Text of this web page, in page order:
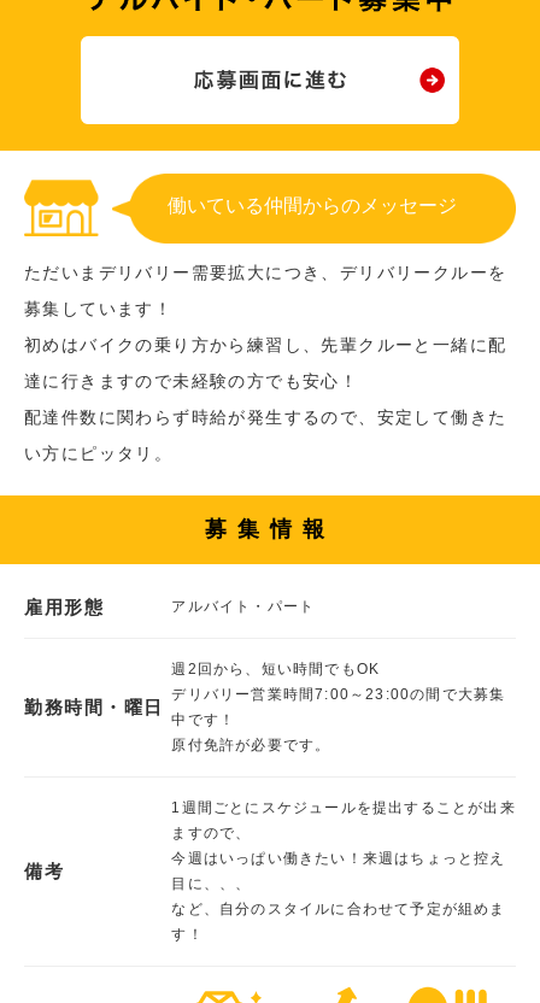
働いている仲間からのメッセージ
ただいまデリバリー需要拡大につき、デリバリークルーを
募集しています！
初めはバイクの乗り方から練習し、先輩クルーと一緒に配
達に行きますので未経験の方でも安心！
配達件数に関わらず時給が発生するので、安定して働きた
い方にピッタリ。
募集情報
雇用形態 アルバイト・パート
勤務時間・曜日
週2回から、短い時間でもOK
デリバリー営業時間7:00～23:00の間で大募集
中です！
原付免許が必要です。
備考
1週間ごとにスケジュールを提出することが出来
ますので、
今週はいっぱい働きたい！来週はちょっと控え
目に、、、
など、自分のスタイルに合わせて予定が組めま
す！